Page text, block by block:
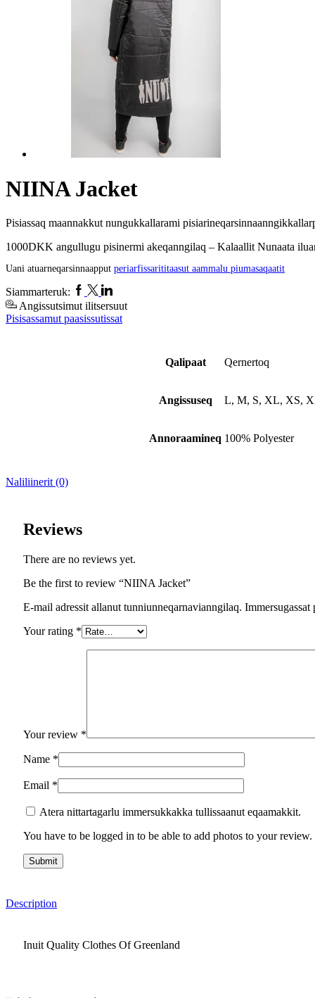
NIINA Jacket
Pisiassaq maannakkut nungukkallarami
1000DKK angullugu pisinermi akeqanngilaq – Kalaallit Nunaata
Uani atuarneqarsinnaapput periarfissarititaasut aammalu piumasaqaatit
Siammarteruk: Facebook
TwitterLinkedin
Angissutsimut ilitsersuut
Pisisassamut paasissutissat
Qalipaat Qernertoq
Angissuseq L, M, S, XL, XS,
Annoraamineq 100% Polyester
Naliliinerit (0)
Reviews
There are no reviews yet.
Be the first to review “NIINA Jacket”
E-mail adressit allanut tunniunneqarnavianngilaq.
Your rating *
Your review *
Name *
Email *
Atera nittartagarlu immersukkakka tullissaanut eqaamakkit.
You have to be logged in to be able to add photos to your review.
Description
Inuit Quality Clothes Of Greenland